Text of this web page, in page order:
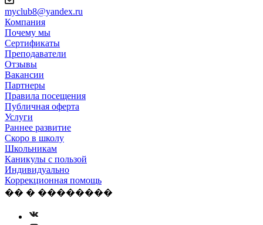
myclub8@yandex.ru
Компания
Почему мы
Сертификаты
Преподаватели
Отзывы
Вакансии
Партнеры
Правила посещения
Публичная оферта
Услуги
Раннее развитие
Скоро в школу
Школьникам
Каникулы с пользой
Индивидуально
Коррекционная помощь
�� � ��������